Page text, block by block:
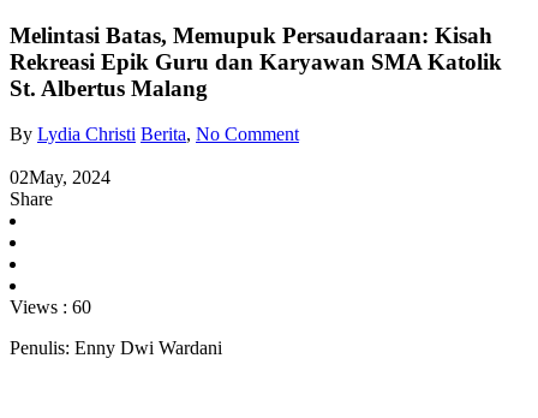
Melintasi Batas, Memupuk Persaudaraan: Kisah
Rekreasi Epik Guru dan Karyawan SMA Katolik
St. Albertus Malang
By Lydia Christi Berita, No Comment
02May, 2024
Share
Views : 60
Penulis: Enny Dwi Wardani